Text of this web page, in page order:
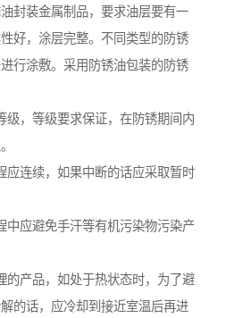
封装金属制品，要求油层要有一
好，涂层完整。不同类型的防锈
行涂敷。采用防锈油包装的防锈
级，等级要求保证，在防锈期间内
应连续，如果中断的话应采取暂时
中应避免手汗等有机污染物污染产
的产品，如处于热状态时，为了避
的话，应冷却到接近室温后再进